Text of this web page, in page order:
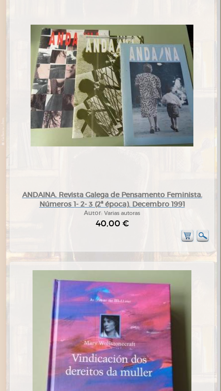
ANDAINA. Revista Galega de Pensamento Feminista.
Números 1- 2- 3 (2ª época). Decembro 1991
Autor: Varias autoras
40,00 €